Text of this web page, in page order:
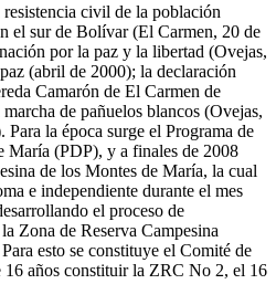
civil de la población
el sur de Bolívar (El Carmen, 20 de
por la paz y la libertad (Ovejas,
(abril de 2000); la declaración
Camarón de El Carmen de
de pañuelos blancos (Ovejas,
la época surge el Programa de
María (PDP), y a finales de 2008
de los Montes de María, la cual
e independiente durante el mes
el proceso de
Zona de Reserva Campesina
esto se constituye el Comité de
16 años constituir la ZRC No 2, el 16